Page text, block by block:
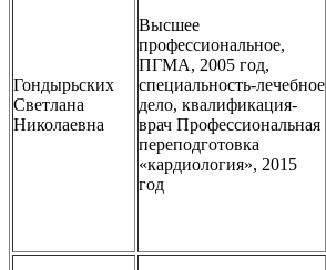
Гондырьских
Светлана
Николаевна
Высшее
профессиональное,
ПГМА, 2005 год,
специальность-лечебное
дело, квалификация-
врач Профессиональная
переподготовка
«кардиология», 2015
год